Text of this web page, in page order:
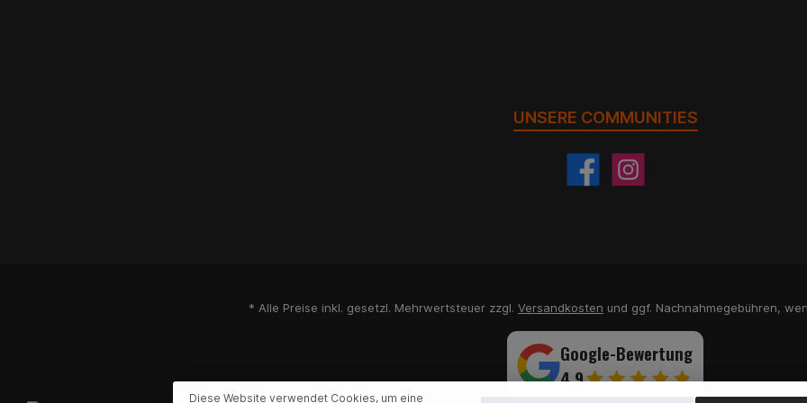
UNSERE COMMUNITIES
* Alle Preise inkl. gesetzl. Mehrwertsteuer zzgl. Versandkosten und ggf. Nachnahmegebühren,
Google-Bewertung
4,9
Diese Website verwendet Cookies, um eine